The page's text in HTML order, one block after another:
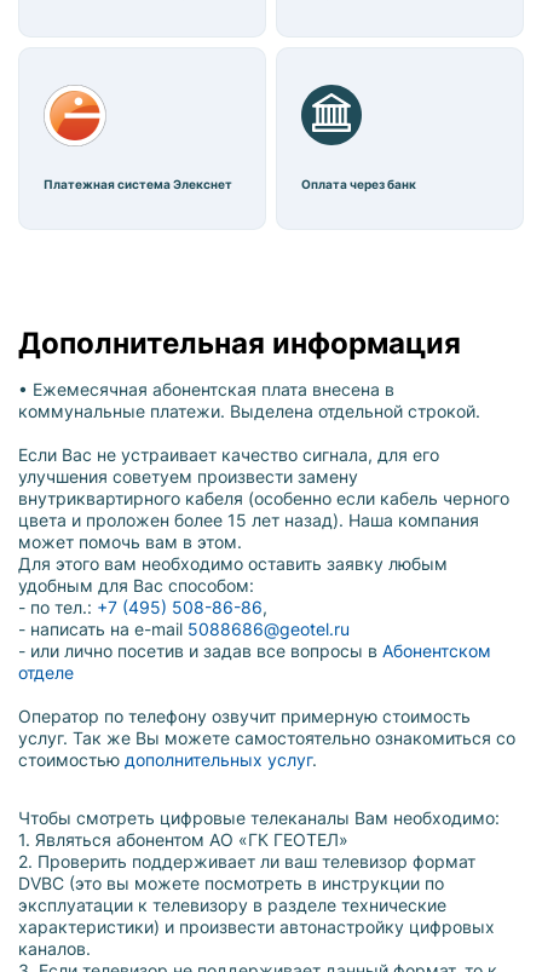
Платежная система Элекснет Оплата через банк
Дополнительная информация
• Ежемесячная абонентская плата внесена в
коммунальные платежи. Выделена отдельной строкой.
Если Вас не устраивает качество сигнала, для его
улучшения советуем произвести замену
внутриквартирного кабеля (особенно если кабель черного
цвета и проложен более 15 лет назад). Наша компания
может помочь вам в этом.
Для этого вам необходимо оставить заявку любым
удобным для Вас способом:
- по тел.: +7 (495) 508-86-86,
- написать на e-mail 5088686@geotel.ru
- или лично посетив и задав все вопросы в Абонентском
отделе
Оператор по телефону озвучит примерную стоимость
услуг. Так же Вы можете самостоятельно ознакомиться со
стоимостью дополнительных услуг.
Чтобы смотреть цифровые телеканалы Вам необходимо:
1. Являться абонентом АО «ГК ГЕОТЕЛ»
2. Проверить поддерживает ли ваш телевизор формат
DVBC (это вы можете посмотреть в инструкции по
эксплуатации к телевизору в разделе технические
характеристики) и произвести автонастройку цифровых
каналов.